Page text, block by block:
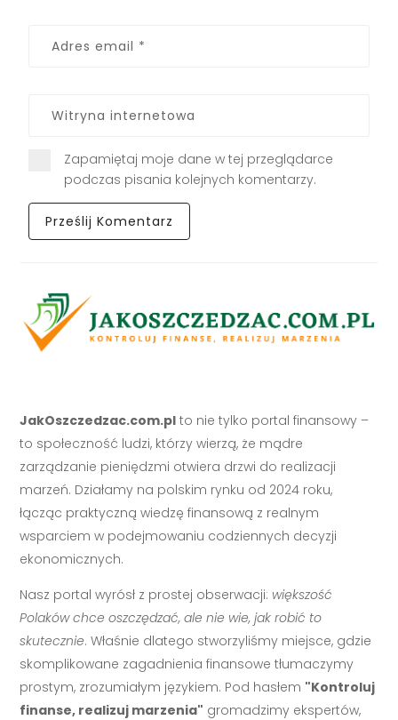
Zapamiętaj moje dane w tej przeglądarce
podczas pisania kolejnych komentarzy.
JakOszczedzac.com.pl to nie tylko portal finansowy –
to społeczność ludzi, którzy wierzą, że mądre
zarządzanie pieniędzmi otwiera drzwi do realizacji
marzeń. Działamy na polskim rynku od 2024 roku,
łącząc praktyczną wiedzę finansową z realnym
wsparciem w podejmowaniu codziennych decyzji
ekonomicznych.
Nasz portal wyrósł z prostej obserwacji: większość
Polaków chce oszczędzać, ale nie wie, jak robić to
skutecznie. Właśnie dlatego stworzyliśmy miejsce, gdzie
skomplikowane zagadnienia finansowe tłumaczymy
prostym, zrozumiałym językiem. Pod hasłem "Kontroluj
finanse, realizuj marzenia" gromadzimy ekspertów,